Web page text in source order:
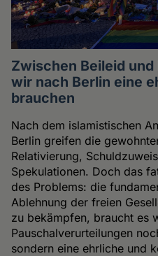
Zwischen Beileid und
wir nach Berlin eine
brauchen
Nach dem islamistischen
Berlin greifen die
Relativierung,
Spekulationen. Doch das
des Problems: die
Ablehnung der freien
zu bekämpfen, braucht es
Pauschalverurteilungen
sondern eine ehrliche und